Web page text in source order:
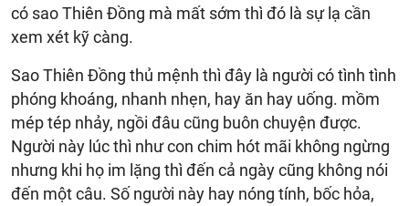
có sao Thiên Đồng mà mất sớm thì đó là sự lạ cần
xem xét kỹ càng.
Sao Thiên Đồng thủ mệnh thì đây là người có tình tình
phóng khoáng, nhanh nhẹn, hay ăn hay uống. mồm
mép tép nhảy, ngồi đâu cũng buôn chuyện được.
Người này lúc thì như con chim hót mãi không ngừng
nhưng khi họ im lặng thì đến cả ngày cũng không nói
đến một câu. Số người này hay nóng tính, bốc hỏa,